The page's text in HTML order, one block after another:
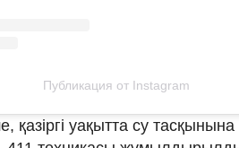
Публикация от Instagram
қазіргі уақытта су